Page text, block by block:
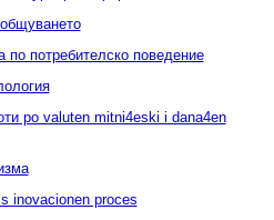
по потребителско поведение
po valuten mitni4eski i dana4en
inovacionen proces